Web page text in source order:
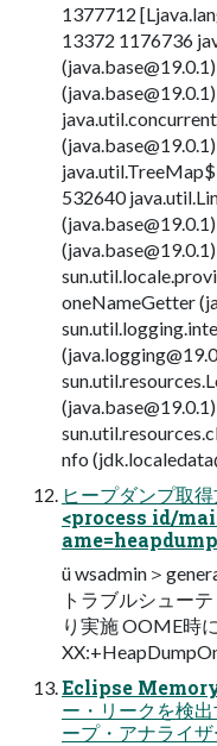
1377712
13372 1176736
(java.base@19.0.1
(java.base@19.0.1
(java.base@19.0.1
532640
(java.base@19.0.1
(java.base@19.0.1
oneNameGetter (
(
(java.base@19.0.1
nfo (
ヒープダンプ取
<process id/
ü wsadmin＞
トラブルシュー
り実施 OOME時
Eclipse
ー・リークを検
ープ・アナライ